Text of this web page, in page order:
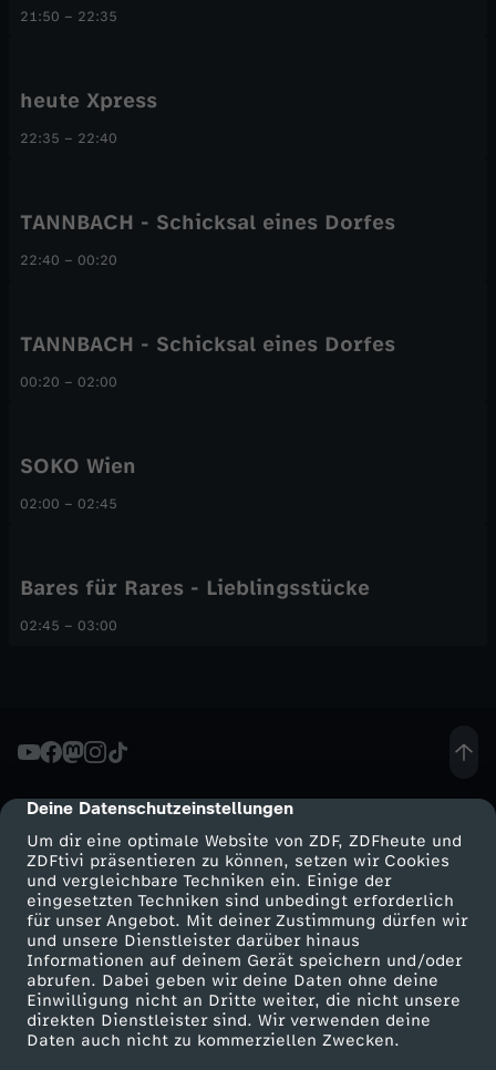
cmp-dialog-description
Deine Datenschutzeinstellungen
Um dir eine optimale Website von ZDF, ZDFheute und
ZDFtivi präsentieren zu können, setzen wir Cookies
und vergleichbare Techniken ein. Einige der
eingesetzten Techniken sind unbedingt erforderlich
für unser Angebot. Mit deiner Zustimmung dürfen wir
und unsere Dienstleister darüber hinaus
Informationen auf deinem Gerät speichern und/oder
abrufen. Dabei geben wir deine Daten ohne deine
Einwilligung nicht an Dritte weiter, die nicht unsere
direkten Dienstleister sind. Wir verwenden deine
Daten auch nicht zu kommerziellen Zwecken.
21:50 – 22:35
heute Xpress
22:35 – 22:40
TANNBACH - Schicksal eines Dorfes
22:40 – 00:20
TANNBACH - Schicksal eines Dorfes
00:20 – 02:00
SOKO Wien
02:00 – 02:45
Bares für Rares - Lieblingsstücke
02:45 – 03:00
Mehr ZDF
ZDF-Apps
Smart TV
ZDFtext
Service
ZDFmitreden
Kontakt zum ZDF
Tickets